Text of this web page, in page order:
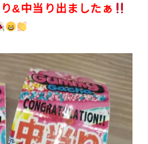
&中当り出ましたぁ